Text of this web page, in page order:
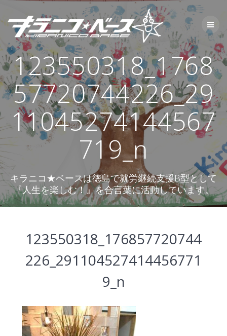
コ
ン
テ
ン
ツ
へ
ス
キ
ッ
プ
123550318_1768
57720744226_29
11045274144567
719_n
キラニコ★ベースは徳島で就労継続支援B型として
『人生を楽しむ！』を合言葉に活動しています。
123550318_176857720744
226_291104527414456771
9_n